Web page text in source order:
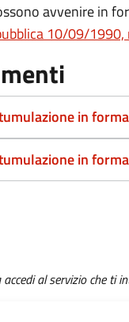
avvenire in
10/09/
in
in
al servizio che ti